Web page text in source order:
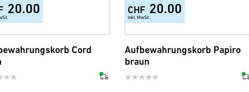
+3
20.00
Cord
CHF 20.00
inkl. MwSt.
Aufbewahrungskorb Papiro
braun